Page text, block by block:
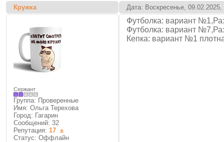
Кружка Дата: Воскресенье,
Сержант
Группа: Проверенные
Имя: Ольга Терехова
Город: Гагарин
Сообщений: 32
Репутация: 17 ±
Статус: Оффлайн
Футболка: вариант
Футболка: вариант
Кепка: вариант №1